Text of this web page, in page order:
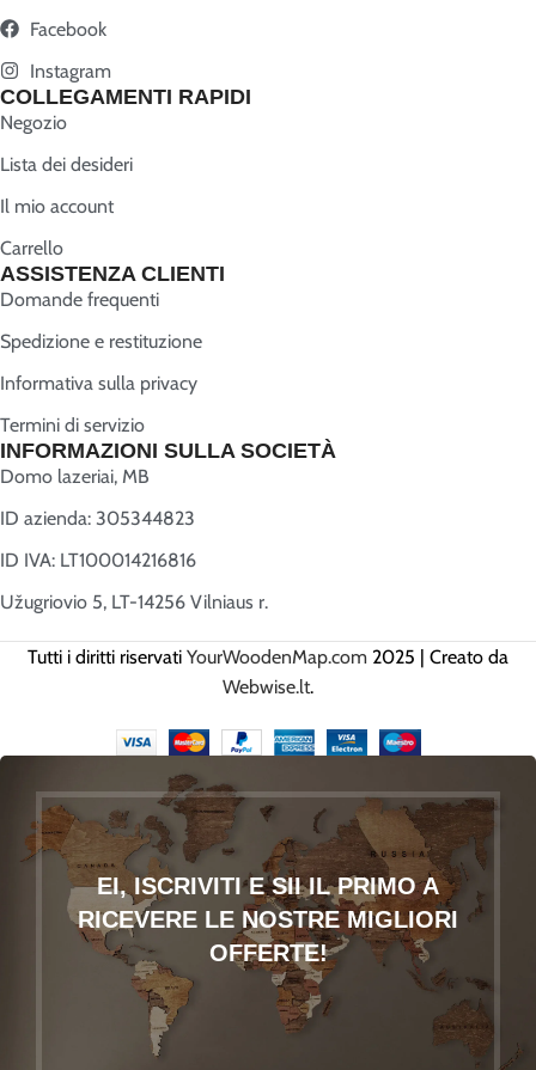
Facebook
Instagram
COLLEGAMENTI RAPIDI
Negozio
Lista dei desideri
Il mio account
Carrello
ASSISTENZA CLIENTI
Domande frequenti
Spedizione e restituzione
Informativa sulla privacy
Termini di servizio
INFORMAZIONI SULLA SOCIETÀ
Domo lazeriai, MB
ID azienda: 305344823
ID IVA: LT100014216816
Užugriovio 5, LT-14256 Vilniaus r.
Tutti i diritti riservati YourWoodenMap.com 2025 | Creato da
Webwise.lt.
EI, ISCRIVITI E SII IL PRIMO A
RICEVERE LE NOSTRE MIGLIORI
OFFERTE!